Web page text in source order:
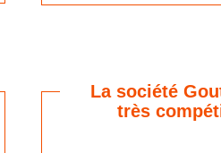
La société
très